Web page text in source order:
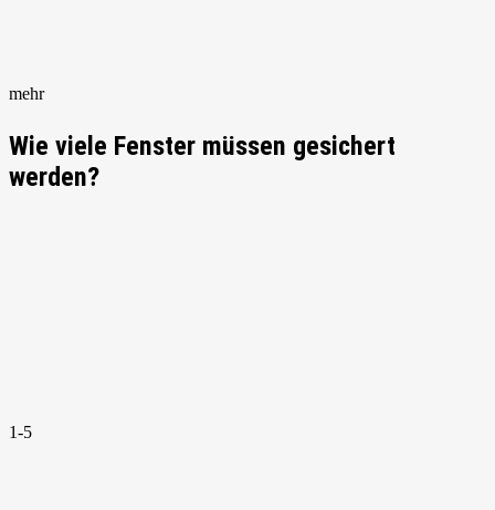
mehr
Wie viele Fenster müssen gesichert
werden?
1-5